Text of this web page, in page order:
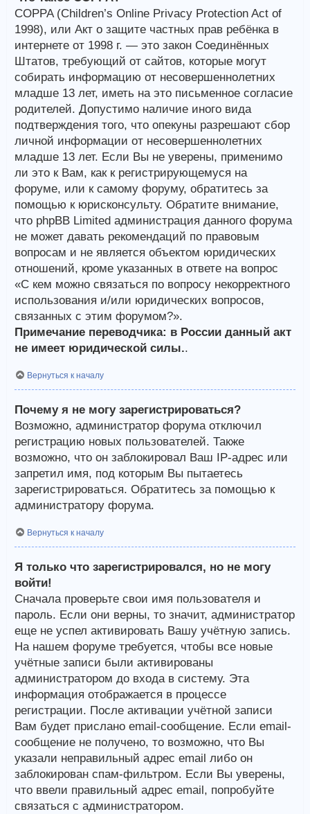
COPPA (Children’s Online Privacy Protection Act of
1998), или Акт о защите частных прав ребёнка в
интернете от 1998 г. — это закон Соединённых
Штатов, требующий от сайтов, которые могут
собирать информацию от несовершеннолетних
младше 13 лет, иметь на это письменное согласие
родителей. Допустимо наличие иного вида
подтверждения того, что опекуны разрешают сбор
личной информации от несовершеннолетних
младше 13 лет. Если Вы не уверены, применимо
ли это к Вам, как к регистрирующемуся на
форуме, или к самому форуму, обратитесь за
помощью к юрисконсульту. Обратите внимание,
что phpBB Limited администрация данного форума
не может давать рекомендаций по правовым
вопросам и не является объектом юридических
отношений, кроме указанных в ответе на вопрос
«С кем можно связаться по вопросу некорректного
использования и/или юридических вопросов,
связанных с этим форумом?».
Примечание переводчика: в России данный акт
не имеет юридической силы..
Вернуться к началу
Почему я не могу зарегистрироваться?
Возможно, администратор форума отключил
регистрацию новых пользователей. Также
возможно, что он заблокировал Ваш IP-адрес или
запретил имя, под которым Вы пытаетесь
зарегистрироваться. Обратитесь за помощью к
администратору форума.
Вернуться к началу
Я только что зарегистрировался, но не могу
войти!
Сначала проверьте свои имя пользователя и
пароль. Если они верны, то значит, администратор
еще не успел активировать Вашу учётную запись.
На нашем форуме требуется, чтобы все новые
учётные записи были активированы
администратором до входа в систему. Эта
информация отображается в процессе
регистрации. После активации учётной записи
Вам будет прислано email-сообщение. Если email-
сообщение не получено, то возможно, что Вы
указали неправильный адрес email либо он
заблокирован спам-фильтром. Если Вы уверены,
что ввели правильный адрес email, попробуйте
связаться с администратором.